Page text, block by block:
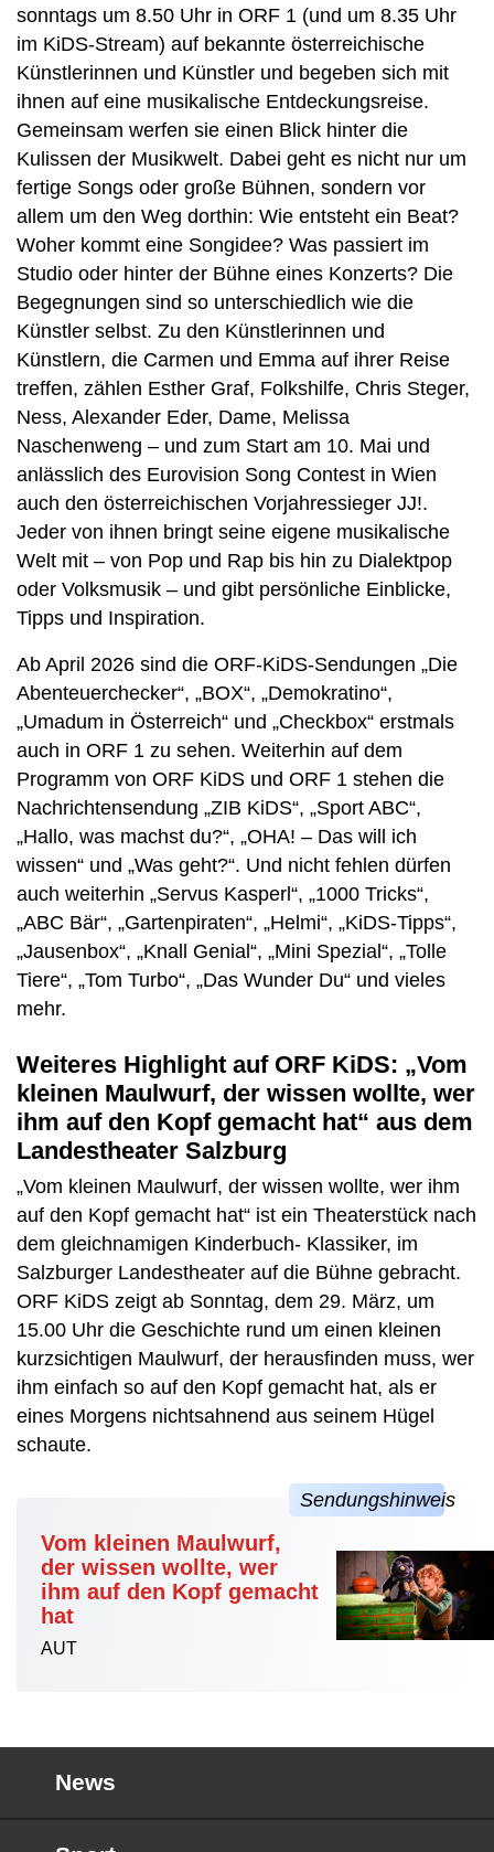
sonntags um 8.50 Uhr in ORF 1 (und um 8.35 Uhr
im KiDS-Stream) auf bekannte österreichische
Künstlerinnen und Künstler und begeben sich mit
ihnen auf eine musikalische Entdeckungsreise.
Gemeinsam werfen sie einen Blick hinter die
Kulissen der Musikwelt. Dabei geht es nicht nur um
fertige Songs oder große Bühnen, sondern vor
allem um den Weg dorthin: Wie entsteht ein Beat?
Woher kommt eine Songidee? Was passiert im
Studio oder hinter der Bühne eines Konzerts? Die
Begegnungen sind so unterschiedlich wie die
Künstler selbst. Zu den Künstlerinnen und
Künstlern, die Carmen und Emma auf ihrer Reise
treffen, zählen Esther Graf, Folkshilfe, Chris Steger,
Ness, Alexander Eder, Dame, Melissa
Naschenweng – und zum Start am 10. Mai und
anlässlich des Eurovision Song Contest in Wien
auch den österreichischen Vorjahressieger JJ!.
Jeder von ihnen bringt seine eigene musikalische
Welt mit – von Pop und Rap bis hin zu Dialektpop
oder Volksmusik – und gibt persönliche Einblicke,
Tipps und Inspiration.
Ab April 2026 sind die ORF-KiDS-Sendungen „Die
Abenteuerchecker“, „BOX“, „Demokratino“,
„Umadum in Österreich“ und „Checkbox“ erstmals
auch in ORF 1 zu sehen. Weiterhin auf dem
Programm von ORF KiDS und ORF 1 stehen die
Nachrichtensendung „ZIB KiDS“, „Sport ABC“,
„Hallo, was machst du?“, „OHA! – Das will ich
wissen“ und „Was geht?“. Und nicht fehlen dürfen
auch weiterhin „Servus Kasperl“, „1000 Tricks“,
„ABC Bär“, „Gartenpiraten“, „Helmi“, „KiDS-Tipps“,
„Jausenbox“, „Knall Genial“, „Mini Spezial“, „Tolle
Tiere“, „Tom Turbo“, „Das Wunder Du“ und vieles
mehr.
Weiteres Highlight auf ORF KiDS: „Vom
kleinen Maulwurf, der wissen wollte, wer
ihm auf den Kopf gemacht hat“ aus dem
Landestheater Salzburg
„Vom kleinen Maulwurf, der wissen wollte, wer ihm
auf den Kopf gemacht hat“ ist ein Theaterstück nach
dem gleichnamigen Kinderbuch- Klassiker, im
Salzburger Landestheater auf die Bühne gebracht.
ORF KiDS zeigt ab Sonntag, dem 29. März, um
15.00 Uhr die Geschichte rund um einen kleinen
kurzsichtigen Maulwurf, der herausfinden muss, wer
ihm einfach so auf den Kopf gemacht hat, als er
eines Morgens nichtsahnend aus seinem Hügel
schaute.
Vom kleinen Maulwurf,
der wissen wollte, wer
ihm auf den Kopf gemacht
hat
AUT
News